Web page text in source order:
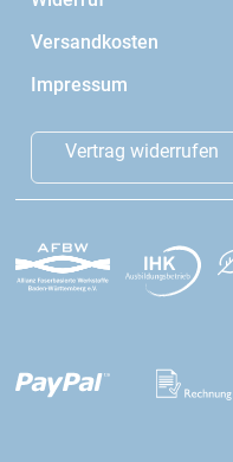
Versandkosten
Impressum
Vertrag widerrufen